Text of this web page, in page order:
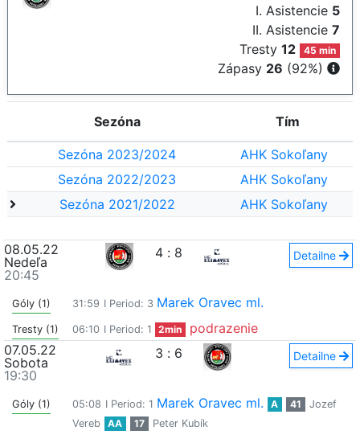
I. Asistencie 5
II. Asistencie 7
Tresty12 45 min
Zápasy 26 (92%)
Sezóna Tím
Sezóna 2023/2024
AHK Sokoľany
Sezóna 2022/2023
AHK Sokoľany
Sezóna 2021/2022
AHK Sokoľany
08.05.22
Nedeľa
20:45
4 : 8 Detailne
Góly (1) 31:59 I Period: 3 Marek Oravec ml.
Tresty (1) 06:10 I Period: 1 2min
podrazenie
07.05.22
Sobota
19:30
3 : 6 Detailne
Góly (1) 05:08 I Period: 1 Marek Oravec ml. A 41
Jozef
Vereb
AA 17 Peter Kubík